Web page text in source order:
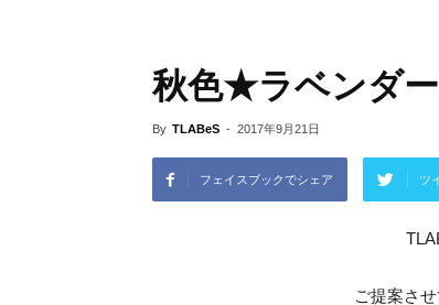
秋色★ラベンダ
By TLABeS - 2017年9月21日
フェイスブックでシェア ツ
ご提案さ